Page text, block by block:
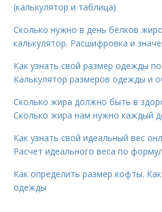
(калькулятор и таблица)
Сколько нужно в день белков
калькулятор. Расшифровка и
Как узнать свой размер одежды
Калькулятор размеров одежды и
Сколько жира должно быть в
Сколько жира нам нужно каждый
Как узнать свой идеальный вес
Расчет идеального веса по
Как определить размер кофты.
одежды